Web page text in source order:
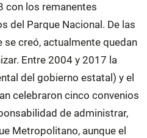
con los remanentes
del Parque Nacional. De las
creó, actualmente quedan
Entre 2004 y 2017 la
del gobierno estatal) y el
celebraron cinco convenios
de administrar,
Metropolitano, aunque el